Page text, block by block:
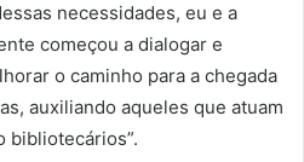
necessidades, eu e a
começou a dialogar e
o caminho para a chegada
auxiliando aqueles que atuam
bibliotecários”.